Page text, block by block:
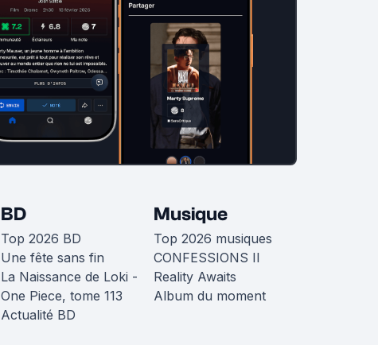
BD
Top 2026 BD
Une fête sans fin
La Naissance de Loki -
One Piece, tome 113
Actualité BD
Musique
Top 2026 musiques
CONFESSIONS II
Reality Awaits
Album du moment